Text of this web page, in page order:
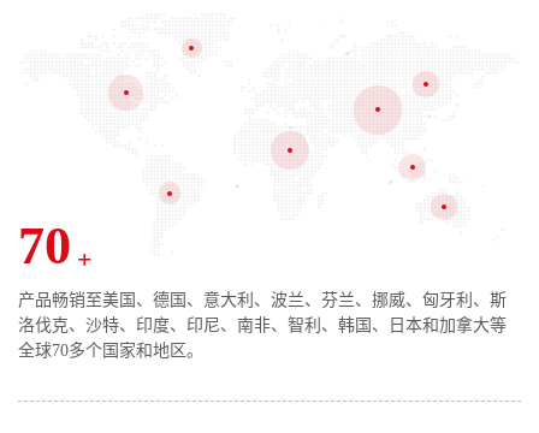
70 +
产品畅销至美国、德国、意大利、波兰、芬兰、挪威、匈牙利、斯
洛伐克、沙特、印度、印尼、南非、智利、韩国、日本和加拿大等
全球70多个国家和地区。